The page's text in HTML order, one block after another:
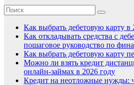
Как выбрать дебетовую карту в
Как откладывать средства с
пошаговое руководство по
Как выбрать дебетовую карту
Можно ли взять кредит
онлайн-займах в 2026 году
Кредит на неотложные нужды: